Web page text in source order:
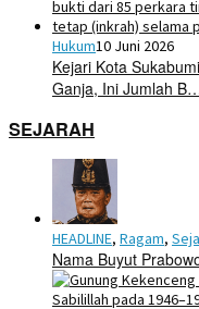
Hukum10 Juni 2026
Kejari Kota
Ganja, Ini Jumlah
SEJARAH
HEADLINE, Ragam,
Nama Buyut